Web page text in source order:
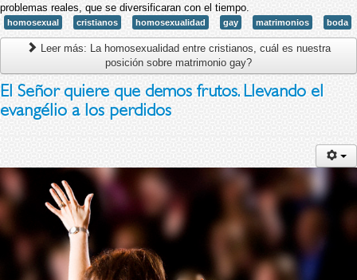
problemas reales, que se diversificaran con el tiempo.
homosexual cristianos homosexualidad gay matrimonios boda
Leer más: La homosexualidad entre cristianos, cuál es nuestra
posición sobre matrimonio gay?
El Señor quiere que demos frutos. Llevando el
evangélio a los perdidos